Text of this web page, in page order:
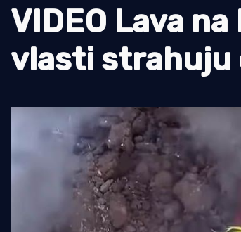
Tradicija i kultura
VIDEO Lava
vlasti strahuju